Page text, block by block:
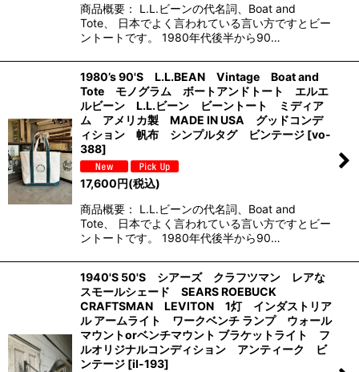
商品概要： L.L.ビーンの代名詞、Boat and
Tote、 日本でよく言われている言い方ですとビー
ントートです。 1980年代後半から90…
1980’s 90'S L.L.BEAN Vintage Boat and
Tote モノグラム ボートアンドトート エルエ
ルビーン L.L.ビーン ビーントート ミディア
ム アメリカ製 MADE IN USA グッドコンデ
ィション 帆布 シンプルタグ ビンテージ [vo-
388]
17,600円(税込)
商品概要： L.L.ビーンの代名詞、Boat and
Tote、 日本でよく言われている言い方ですとビー
ントートです。 1980年代後半から90…
1940'S 50'S シアーズ クラフツマン レアな
スモールシェード SEARS ROEBUCK
CRAFTSMAN LEVITON 1灯 インダストリア
ル アームライト ワークベンチ ランプ ウォール
マウントorベンチマウント ブラケットライト フ
ルオリジナルコンディション アンティーク ビ
ンテージ [il-193]